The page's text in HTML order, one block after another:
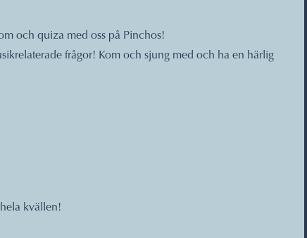
och quiza med oss på Pinchos!
frågor! Kom och sjung med och ha en härlig
kvällen!